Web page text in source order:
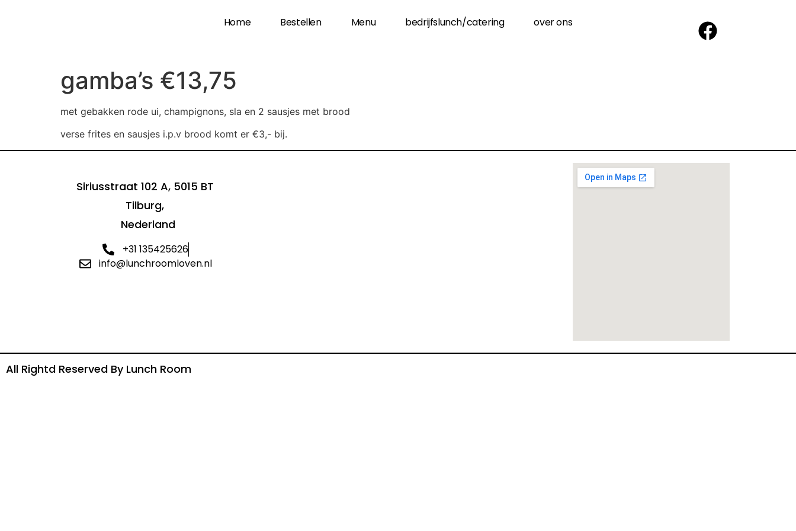
Home Bestellen Menu bedrijfslunch/catering over ons
gamba’s €13,75
met gebakken rode ui, champignons, sla en 2 sausjes met brood
verse frites en sausjes i.p.v brood komt er €3,- bij.
Siriusstraat 102 A, 5015 BT
Tilburg,
Nederland
+31 135425626
info@lunchroomloven.nl
All Rightd Reserved By Lunch Room